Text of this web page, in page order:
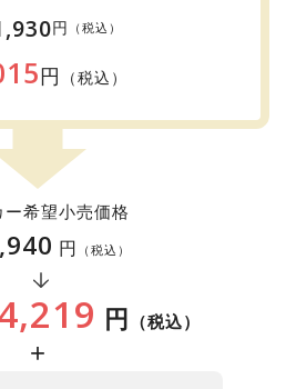
円 （税込）
円 （税込）
ー希望小売価格
円 （税込）
円 （税込）
+